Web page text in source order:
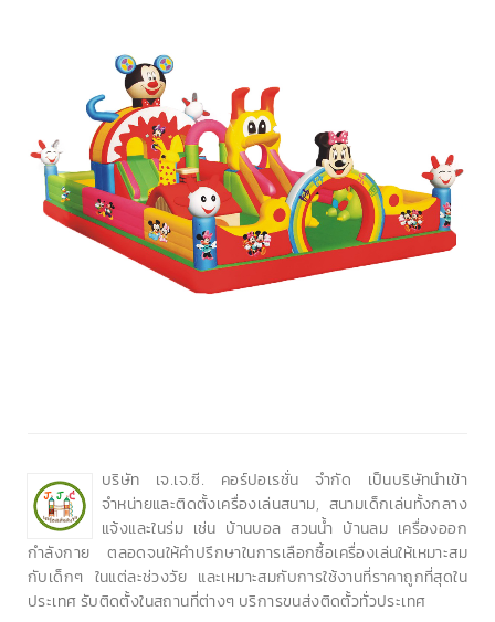
บริษัท เจ.เจ.ซี. คอร์ปอเรชั่น จำกัด เป็นบริษัทนำเข้า
จำหน่ายและติดตั้งเครื่องเล่นสนาม, สนามเด็กเล่นทั้งกลาง
แจ้งและในร่ม เช่น บ้านบอล สวนน้ำ บ้านลม เครื่องออก
กำลังกาย ตลอดจนให้คำปรึกษาในการเลือกซื้อเครื่องเล่นให้เหมาะสม
กับเด็กๆ ในแต่ละช่วงวัย และเหมาะสมกับการใช้งานที่ราคาถูกที่สุดใน
ประเทศ รับติดตั้งในสถานที่ต่างๆ บริการขนส่งติดตั้วทั่วประเทศ